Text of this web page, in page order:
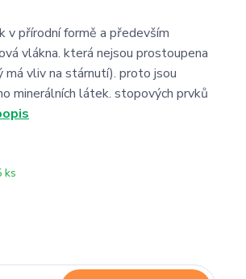
v přírodní formě a především
vlákna. která nejsou prostoupena
vliv na stárnutí). proto jsou
minerálních látek. stopových prvků
ks